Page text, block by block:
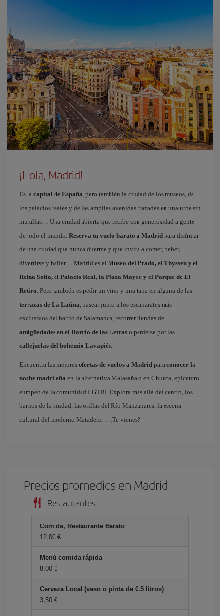
¡Hola, Madrid!
Es la capital de España , pero también la ciudad de los museos, de
los palacios reales y de las amplias avenidas trazadas en una urbe sin
murallas… Una ciudad abierta que recibe con generosidad a gente
de todo el mundo. Reserva tu vuelo barato a Madrid para disfrutar
de una ciudad que nunca duerme y que invita a comer, beber,
divertirse y bailar… Madrid es el Museo del Prado, el Thyssen y el
Reina Sofía, el Palacio Real, la Plaza Mayor y el Parque de El
Retiro . Pero también es pedir un vino y una tapa en alguna de las
terrazas de La Latina , pasear junto a los escaparates más
exclusivos del barrio de Salamanca, recorrer tiendas de
antigüedades en el Barrio de las Letras o perderse por las
callejuelas del bohemio Lavapiés
Encuentra las mejores ofertas de vuelos a Madrid para conocer la
noche madrileña en la alternativa Malasaña o en Chueca, epicentro
europeo de la comunidad LGTBI. Explora más allá del centro, los
barrios de la ciudad, las orillas del Río Manzanares, la escena
cultural del moderno Matadero… ¿Te vienes?
Precios promedios en Madrid
Restaurantes
Comida, Restaurante Barato
12,00 €
Menú comida rápida
8,00 €
Cerveza Local (vaso o pinta de 0.5 litros)
3,50 €